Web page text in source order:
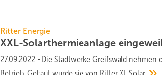
Ritter Energie
XXL-Solarthermieanlage
27.09.2022 - Die Stadtwerke Greifswald nehmen
Betrieb. Gebaut wurde sie von Ritter XLSolar.